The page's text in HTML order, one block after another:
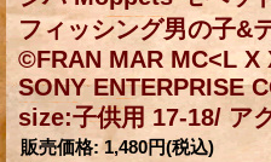
フィッシング男の子&
©FRAN MAR MC<L X
SONY ENTERPRISE
size:子供用 17-18/
販売価格: 1,480円(税込)